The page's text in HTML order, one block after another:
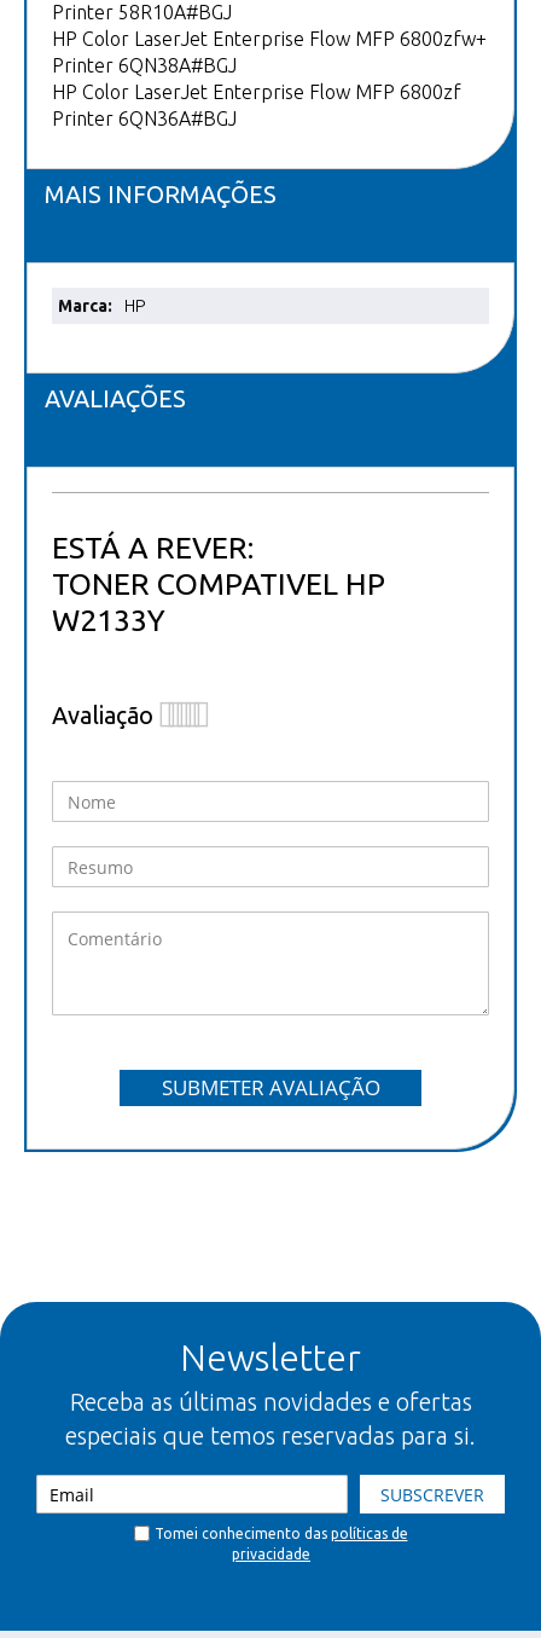
Printer 58R10A#BGJ
HP Color LaserJet Enterprise Flow MFP 6800zfw+
Printer 6QN38A#BGJ
HP Color LaserJet Enterprise Flow MFP 6800zf
Printer 6QN36A#BGJ
MAIS INFORMAÇÕES
Mais
HP
AVALIAÇÕES
ESTÁ A REVER:
TONER COMPATIVEL HP
W2133Y
Avaliação
SUBMETER AVALIAÇÃO
Newsletter
Receba as últimas novidades e ofertas
especiais que temos reservadas para si.
SUBSCREVER
Tomei conhecimento das políticas de
privacidade